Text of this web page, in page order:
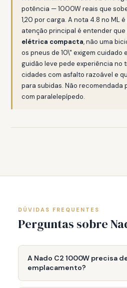
potência — 1000W reais que
1,20 por carga. A nota 4.8 no ML
atenção principal é entender que
elétrica compacta, não uma
os pneus de 10\" exigem cuidado
guidão leve pede experiência no
cidades com asfalto razoável e
para subidas. Não recomendada
com paralelepípedo.
DÚVIDAS FREQUENTES
Perguntas sobre
A Nado C2 1000W precisa
emplacamento?
Não. Apesar do motor de